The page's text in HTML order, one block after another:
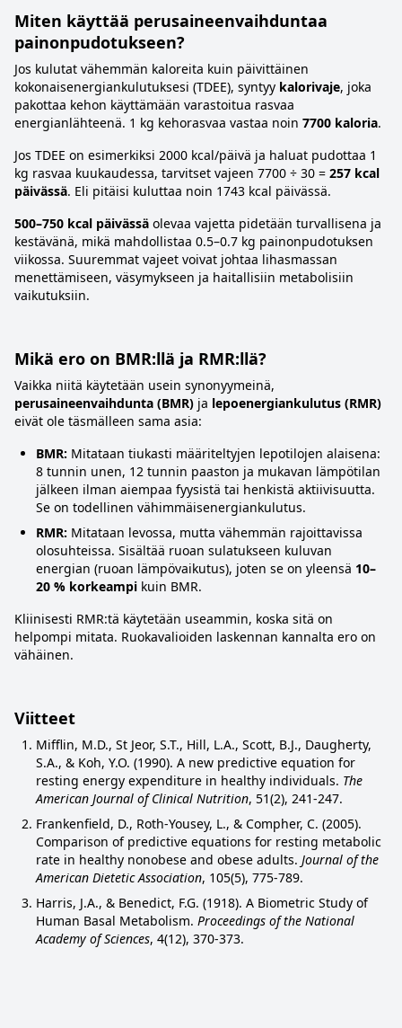
Miten käyttää perusaineenvaihduntaa
painonpudotukseen?
Jos kulutat vähemmän kaloreita kuin päivittäinen
kokonaisenergiankulutuksesi (TDEE), syntyy kalorivaje, joka
pakottaa kehon käyttämään varastoitua rasvaa
energianlähteenä. 1 kg kehorasvaa vastaa noin 7700 kaloria.
Jos TDEE on esimerkiksi 2000 kcal/päivä ja haluat pudottaa 1
kg rasvaa kuukaudessa, tarvitset vajeen 7700 ÷ 30 = 257 kcal
päivässä. Eli pitäisi kuluttaa noin 1743 kcal päivässä.
500–750 kcal päivässä olevaa vajetta pidetään turvallisena ja
kestävänä, mikä mahdollistaa 0.5–0.7 kg painonpudotuksen
viikossa. Suuremmat vajeet voivat johtaa lihasmassan
menettämiseen, väsymykseen ja haitallisiin metabolisiin
vaikutuksiin.
Mikä ero on BMR:llä ja RMR:llä?
Vaikka niitä käytetään usein synonyymeinä,
perusaineenvaihdunta (BMR) ja lepoenergiankulutus (RMR)
eivät ole täsmälleen sama asia:
BMR: Mitataan tiukasti määriteltyjen lepotilojen alaisena:
8 tunnin unen, 12 tunnin paaston ja mukavan lämpötilan
jälkeen ilman aiempaa fyysistä tai henkistä aktiivisuutta.
Se on todellinen vähimmäisenergiankulutus.
RMR: Mitataan levossa, mutta vähemmän rajoittavissa
olosuhteissa. Sisältää ruoan sulatukseen kuluvan
energian (ruoan lämpövaikutus), joten se on yleensä 10–
20 % korkeampi kuin BMR.
Kliinisesti RMR:tä käytetään useammin, koska sitä on
helpompi mitata. Ruokavalioiden laskennan kannalta ero on
vähäinen.
Viitteet
Mifflin, M.D., St Jeor, S.T., Hill, L.A., Scott, B.J., Daugherty,
S.A., & Koh, Y.O. (1990). A new predictive equation for
resting energy expenditure in healthy individuals. The
American Journal of Clinical Nutrition, 51(2), 241-247.
Frankenfield, D., Roth-Yousey, L., & Compher, C. (2005).
Comparison of predictive equations for resting metabolic
rate in healthy nonobese and obese adults. Journal of the
American Dietetic Association, 105(5), 775-789.
Harris, J.A., & Benedict, F.G. (1918). A Biometric Study of
Human Basal Metabolism. Proceedings of the National
Academy of Sciences, 4(12), 370-373.